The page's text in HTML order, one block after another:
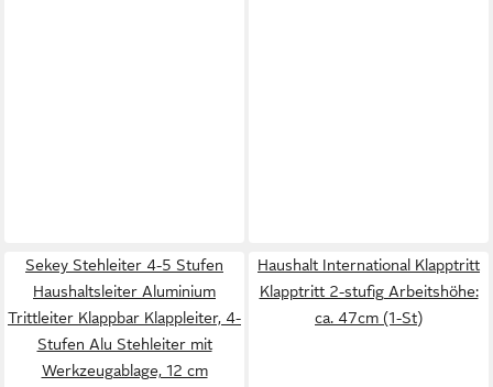
Sekey Stehleiter 4-5 Stufen
Haushaltsleiter Aluminium
Trittleiter Klappbar Klappleiter, 4-
Stufen Alu Stehleiter mit
Werkzeugablage, 12 cm
Haushalt International Klapptritt
Klapptritt 2-stufig Arbeitshöhe:
ca. 47cm (1-St)